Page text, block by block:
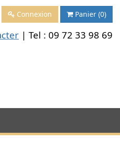
Connexion Panier (0)
| Tel : 09 72 33 98 69